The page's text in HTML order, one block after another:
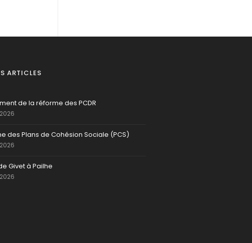
ARTICLES
de la réforme des PCDR
des Plans de Cohésion Sociale (PCS)
Givet à Pailhe